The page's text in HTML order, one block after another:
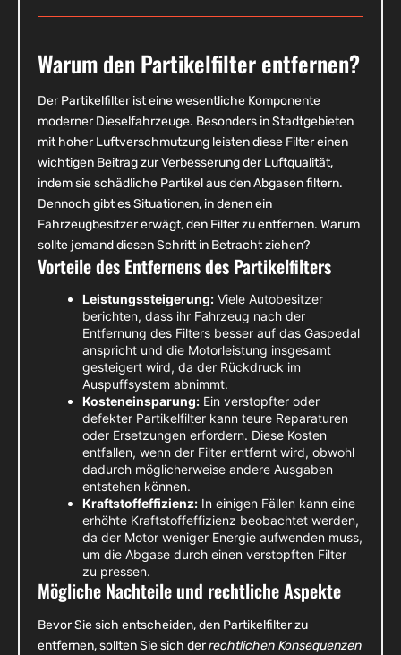
Warum den Partikelfilter entfernen?
Der Partikelfilter ist eine wesentliche Komponente
moderner Dieselfahrzeuge. Besonders in Stadtgebieten
mit hoher Luftverschmutzung leisten diese Filter einen
wichtigen Beitrag zur Verbesserung der Luftqualität,
indem sie schädliche Partikel aus den Abgasen filtern.
Dennoch gibt es Situationen, in denen ein
Fahrzeugbesitzer erwägt, den Filter zu entfernen. Warum
sollte jemand diesen Schritt in Betracht ziehen?
Vorteile des Entfernens des Partikelfilters
Leistungssteigerung: Viele Autobesitzer
berichten, dass ihr Fahrzeug nach der
Entfernung des Filters besser auf das Gaspedal
anspricht und die Motorleistung insgesamt
gesteigert wird, da der Rückdruck im
Auspuffsystem abnimmt.
Kosteneinsparung: Ein verstopfter oder
defekter Partikelfilter kann teure Reparaturen
oder Ersetzungen erfordern. Diese Kosten
entfallen, wenn der Filter entfernt wird, obwohl
dadurch möglicherweise andere Ausgaben
entstehen können.
Kraftstoffeffizienz: In einigen Fällen kann eine
erhöhte Kraftstoffeffizienz beobachtet werden,
da der Motor weniger Energie aufwenden muss,
um die Abgase durch einen verstopften Filter
zu pressen.
Mögliche Nachteile und rechtliche Aspekte
Bevor Sie sich entscheiden, den Partikelfilter zu
entfernen, sollten Sie sich derrechtlichen Konsequenzen